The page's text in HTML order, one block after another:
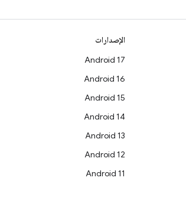
الإصدارات
Android 17
Android 16
Android 15
Android 14
Android 13
Android 12
Android 11